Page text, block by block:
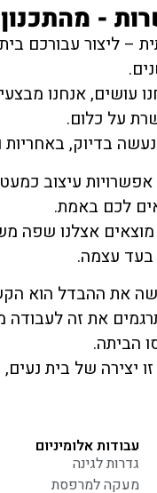
-
– ליצור עבורכם
עושים, אנחנו
על כלום.
בדיוק,
עיצוב
לכם באמת.
אצלנו שפה
עצמה.
את ההבדל הוא
את זה לעבודה
הביתה.
יצירה של בית
עבודות אלומיניום
גדרות לגינה
מעקה למרפסת